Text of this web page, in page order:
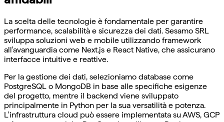
La scelta delle tecnologie è fondamentale per garantire
performance, scalabilità e sicurezza dei dati. Sesamo SRL
sviluppa soluzioni web e mobile utilizzando framework
all'avanguardia come Next.js e React Native, che assicurano
interfacce intuitive e reattive.
Per la gestione dei dati, selezioniamo database come
PostgreSQL o MongoDB in base alle specifiche esigenze
del progetto, mentre il backend viene sviluppato
principalmente in Python per la sua versatilità e potenza.
L'infrastruttura cloud può essere implementata su AWS, GCP